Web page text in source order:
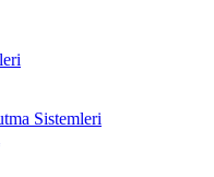
Sistemleri